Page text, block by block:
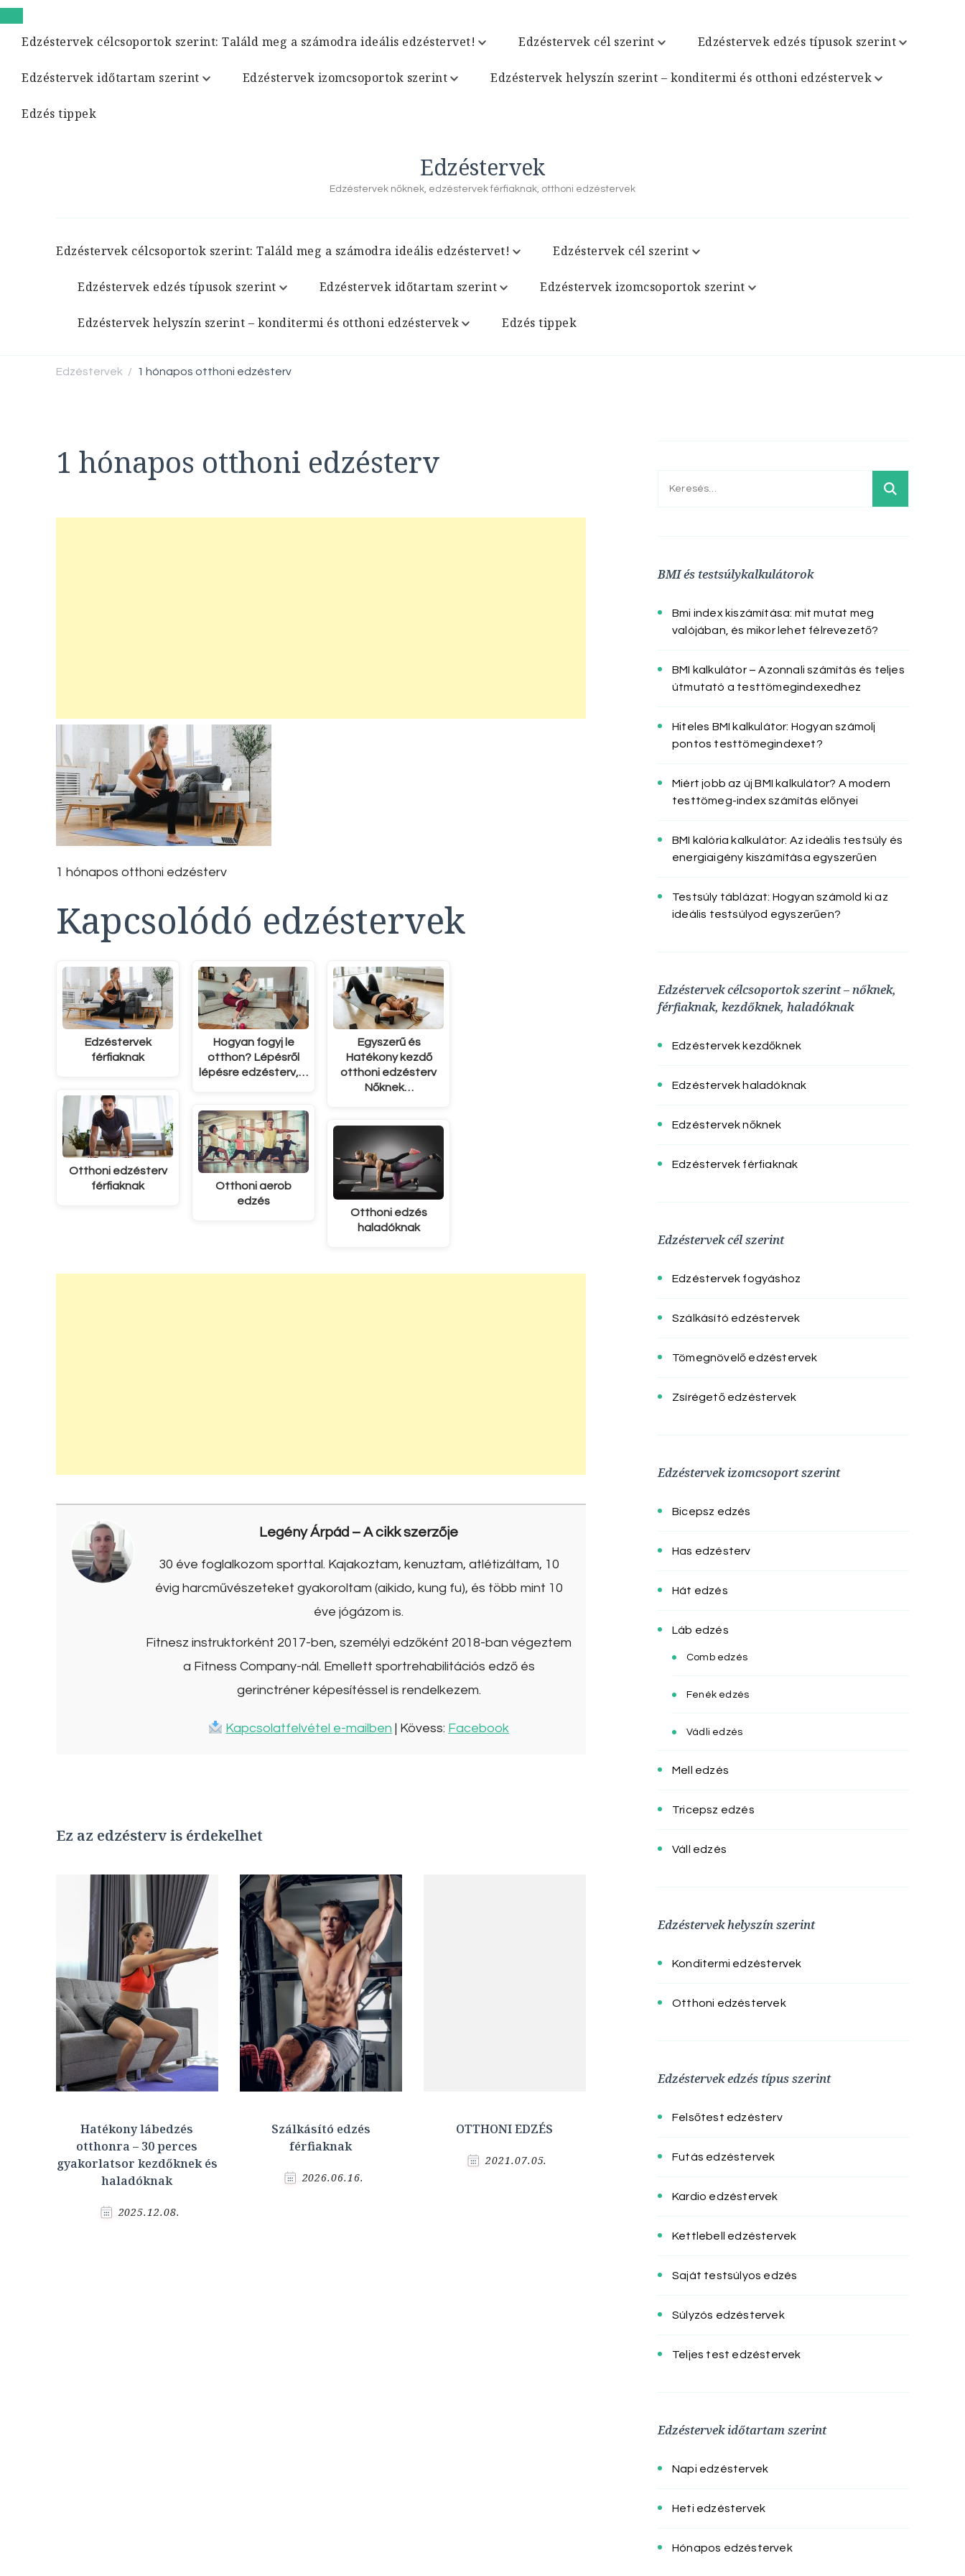
Edzéstervek célcsoportok szerint: Találd meg a számodra ideális edzéstervet! Edzéstervek cél szerint Edzéstervek edzés típusok szerint
Edzéstervek időtartam szerint Edzéstervek izomcsoportok szerint Edzéstervek helyszín szerint – konditermi és otthoni edzéstervek
Edzés tippek
Edzéstervek
Edzéstervek nőknek, edzéstervek férfiaknak, otthoni edzéstervek
Edzéstervek célcsoportok szerint: Találd meg a számodra ideális edzéstervet! Edzéstervek cél szerint
Edzéstervek edzés típusok szerint Edzéstervek időtartam szerint Edzéstervek izomcsoportok szerint
Edzéstervek helyszín szerint – konditermi és otthoni edzéstervek Edzés tippek
Edzéstervek / 1 hónapos otthoni edzésterv
1 hónapos otthoni edzésterv
1 hónapos otthoni edzésterv
Kapcsolódó edzéstervek
Edzéstervek
férfiaknak
Otthoni edzésterv
férfiaknak
Hogyan fogyj le
otthon? Lépésről
lépésre edzésterv,…
Otthoni aerob
edzés
Egyszerű és
Hatékony kezdő
otthoni edzésterv
Nőknek…
Otthoni edzés
haladóknak
Legény Árpád – A cikk szerzője
30 éve foglalkozom sporttal. Kajakoztam, kenuztam, atlétizáltam, 10
évig harcművészeteket gyakoroltam (aikido, kung fu), és több mint 10
éve jógázom is.
Fitnesz instruktorként 2017-ben, személyi edzőként 2018-ban végeztem
a Fitness Company-nál. Emellett sportrehabilitációs edző és
gerinctréner képesítéssel is rendelkezem.
Kapcsolatfelvétel e-mailben | Kövess: Facebook
Ez az edzésterv is érdekelhet
Hatékony lábedzés
otthonra – 30 perces
gyakorlatsor kezdőknek és
haladóknak
2025.12.08.
Szálkásító edzés
férfiaknak
2026.06.16.
OTTHONI EDZÉS
2021.07.05.
Keresés:
BMI és testsúlykalkulátorok
Bmi index kiszámítása: mit mutat meg
valójában, és mikor lehet félrevezető?
BMI kalkulátor – Azonnali számítás és teljes
útmutató a testtömegindexedhez
Hiteles BMI kalkulátor: Hogyan számolj
pontos testtömegindexet?
Miért jobb az új BMI kalkulátor? A modern
testtömeg-index számítás előnyei
BMI kalória kalkulátor: Az ideális testsúly és
energiaigény kiszámítása egyszerűen
Testsúly táblázat: Hogyan számold ki az
ideális testsúlyod egyszerűen?
Edzéstervek célcsoportok szerint – nőknek,
férfiaknak, kezdőknek, haladóknak
Edzéstervek kezdőknek
Edzéstervek haladóknak
Edzéstervek nőknek
Edzéstervek férfiaknak
Edzéstervek cél szerint
Edzéstervek fogyáshoz
Szálkásító edzéstervek
Tömegnövelő edzéstervek
Zsírégető edzéstervek
Edzéstervek izomcsoport szerint
Bicepsz edzés
Has edzésterv
Hát edzés
Láb edzés
Comb edzés
Fenék edzés
Vádli edzés
Mell edzés
Tricepsz edzés
Váll edzés
Edzéstervek helyszín szerint
Konditermi edzéstervek
Otthoni edzéstervek
Edzéstervek edzés típus szerint
Felsőtest edzésterv
Futás edzéstervek
Kardio edzéstervek
Kettlebell edzéstervek
Saját testsúlyos edzés
Súlyzós edzéstervek
Teljes test edzéstervek
Edzéstervek időtartam szerint
Napi edzéstervek
Heti edzéstervek
Hónapos edzéstervek